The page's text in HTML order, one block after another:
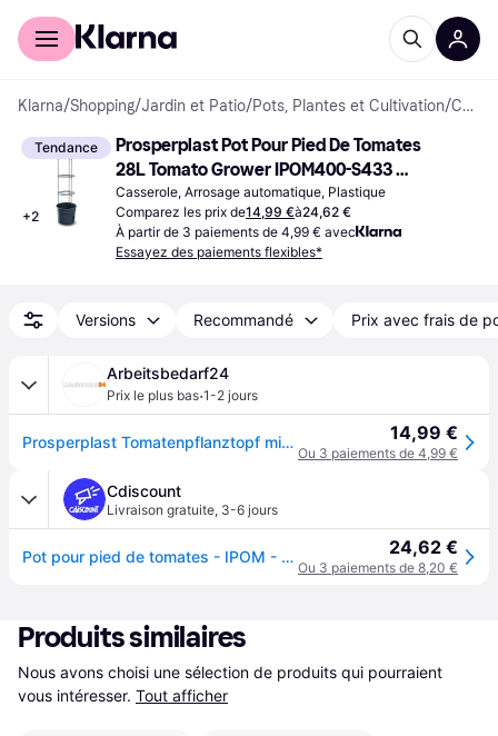
Acheter avec Klarna
Klarna/Shopping/Jardin et Patio/Pots, Plantes et Cultivation/ Casseroles
Tendance
+2
Prosperplast Pot Pour Pied De Tomates
28L Tomato Grower IPOM400-S433
∅39.2cm
Casserole, Arrosage automatique, Plastique
Comparez les prix de14,99 €à24,62 €
À partir de 3 paiements de 4,99 € avec
Essayez des paiements flexibles*
Versions Recommandé Prix avec frais de
Arbeitsbedarf24
Prix le plus bas·1-2 jours
Prosperplast Tomatenpflanztopf mit Rankhilfe Tomato Grower... 14,99 €
Ou 3 paiements de 4,99 €
Cdiscount
Livraison gratuite, 3-6 jours
Pot pour pied de tomates - IPOM - Tomato Grower - 28L - Cylindrique - Noir 24,62 €
Ou 3 paiements de 8,20 €
Produits similaires
Nous avons choisi une sélection de produits qui pourraient
vous intéresser. Tout afficher